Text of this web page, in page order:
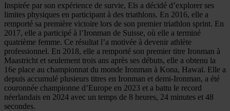
Inspirée par son expérience de survie, Els a décidé d’explorer ses
limites physiques en participant à des triathlons. En 2016, elle a
remporté sa première victoire lors de son premier triathlon sprint. En
2017, elle a participé à l’Ironman de Suisse, où elle a terminé
quatrième femme. Ce résultat l’a motivée à devenir athlète
professionnel. En 2018, elle a remporté son premier titre Ironman à
Maastricht et seulement trois ans après ses débuts, elle a obtenu la
16e place au championnat du monde Ironman à Kona, Hawaï. Elle a
depuis accumulé plusieurs titres en Ironman et demi-Ironman, a été
couronnée championne d’Europe en 2023 et a battu le record
néerlandais en 2024 avec un temps de 8 heures, 24 minutes et 48
secondes.